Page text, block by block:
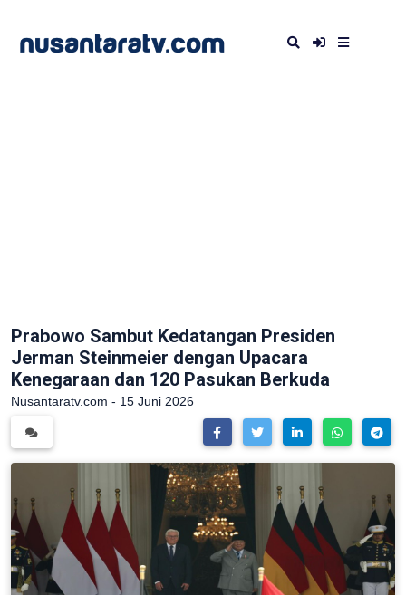
Prabowo Sambut Kedatangan Presiden
Jerman Steinmeier dengan Upacara
Kenegaraan dan 120 Pasukan Berkuda
Nusantaratv.com - 15 Juni 2026